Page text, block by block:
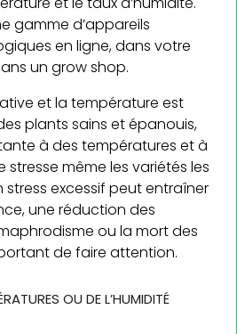
gamme d’appareils
en ligne, dans votre
un grow shop.
et la température est
plants sains et épanouis,
à des températures et à
stresse même les variétés les
stress excessif peut entraîner
une réduction des
ou la mort des
de faire attention.
OU DE L’HUMIDITÉ